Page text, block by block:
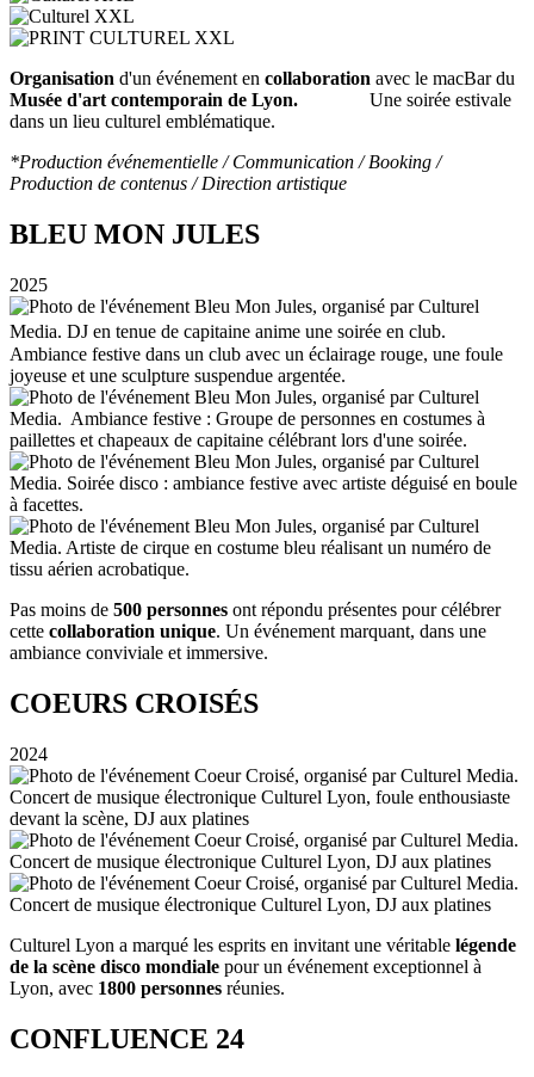
Organisation d'un événement en collaboration avec le macBar du
Musée d'art contemporain de Lyon. Une soirée estivale
dans un lieu culturel emblématique.
*Production événementielle / Communication / Booking /
Production de contenus / Direction artistique
BLEU MON JULES
2025
Pas moins de 500 personnes ont répondu présentes pour célébrer
cette collaboration unique. Un événement marquant, dans une
ambiance conviviale et immersive.
COEURS CROISÉS
2024
Culturel Lyon a marqué les esprits en invitant une véritable légende
de la scène disco mondiale pour un événement exceptionnel à
Lyon, avec 1800 personnes réunies.
CONFLUENCE 24